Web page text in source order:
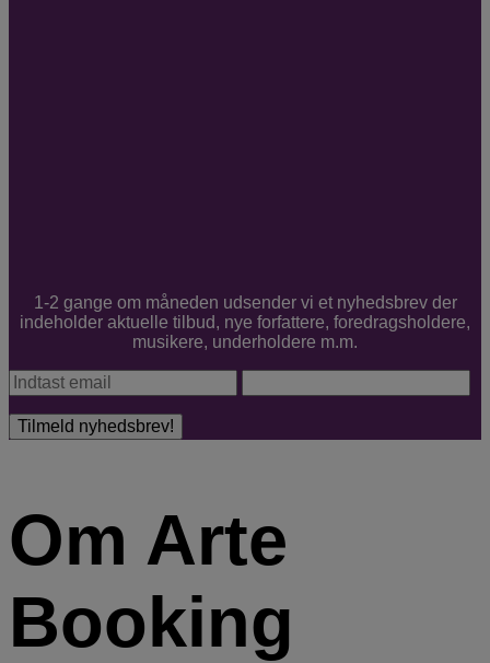
1-2 gange om måneden udsender vi et nyhedsbrev der
indeholder aktuelle tilbud, nye forfattere, foredragsholdere,
musikere, underholdere m.m.
Om Arte
Booking